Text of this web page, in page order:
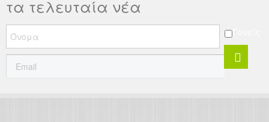
τα τελευταία νέα
Γονείς